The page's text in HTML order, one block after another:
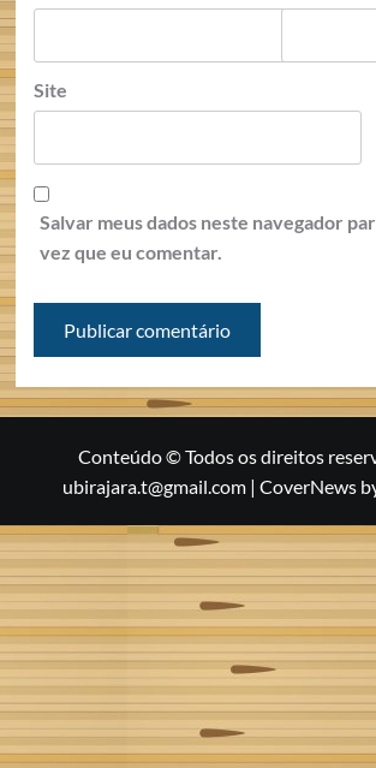
Site
Salvar meus dados neste navegador
vez que eu comentar.
Conteúdo © Todos os direitos
ubirajara.t@gmail.com | CoverNews